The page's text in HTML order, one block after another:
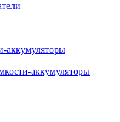
аккумуляторы
аккумуляторы